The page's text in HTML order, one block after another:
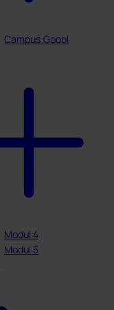
Campus Goool
Modul 4
Modul 5